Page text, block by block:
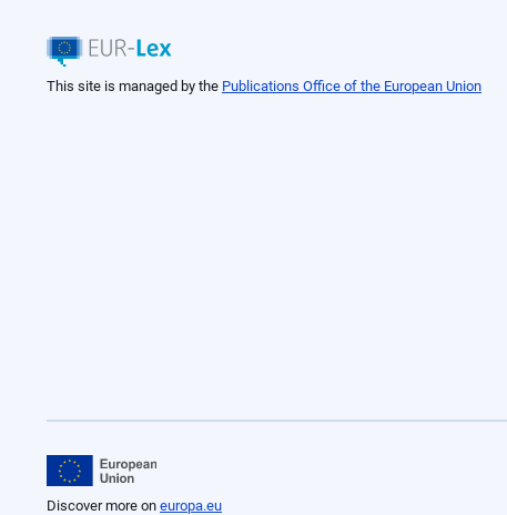
This site is managed by the Publications Office of the European Union
Discover more on europa.eu